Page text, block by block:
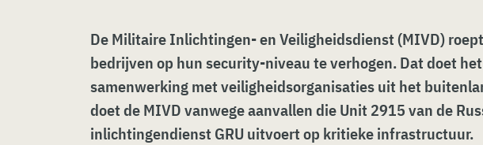
De Militaire Inlichtingen- en Veiligheidsdienst (MIVD) roept
bedrijven op hun security-niveau te verhogen. Dat doet
samenwerking met veiligheidsorganisaties uit het
doet de MIVD vanwege aanvallen die Unit 2915 van de
inlichtingendienst GRU uitvoert op kritieke infrastructuur.